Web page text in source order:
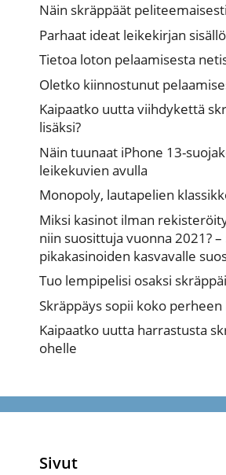
Näin skräppäät peliteemaisesti
Parhaat ideat leikekirjan
Tietoa loton pelaamisesta
Oletko kiinnostunut
Kaipaatko uutta viihdykettä
lisäksi?
Näin tuunaat iPhone 13-
leikekuvien avulla
Monopoly, lautapelien
Miksi kasinot ilman
niin suosittuja vuonna 2021? –
pikakasinoiden kasvavalle
Tuo lempipelisi osaksi
Skräppäys sopii koko
Kaipaatko uutta harrastusta
ohelle
Sivut